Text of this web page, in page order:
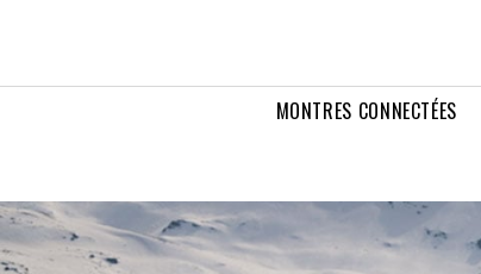
MONTRES CONNECTÉES